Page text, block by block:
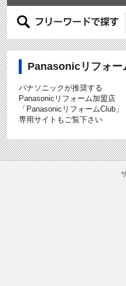
Panasonicリフォー
パナソニックが推奨する
Panasonicリフォーム加盟店
「PanasonicリフォームClub」
専用サイトもご覧下さい